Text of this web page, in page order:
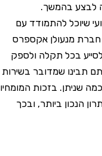
בהמשך.
להתמודד עם
מנעולן אקספרס
בכל תקלה ולספק
שמדובר בשירות
בזכות המומחיות
ביותר, ובכך